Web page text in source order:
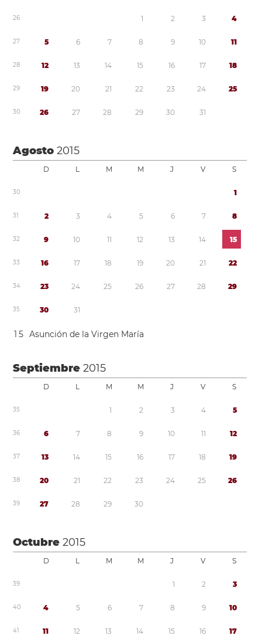
26 1 2 3 4
27 5 6 7 8 9 10 11
28 12 13 14 15 16 17 18
29 19 20 21 22 23 24 25
30 26 27 28 29 30 31
Agosto2015
D L M M J V S
30 1
31 2 3 4 5 6 7 8
32 9 10 11 12 13 14 15
33 16 17 18 19 20 21 22
34 23 24 25 26 27 28 29
35 30 31
1 5 Asunción de la Virgen María
Septiembre2015
D L M M J V S
35 1 2 3 4 5
36 6 7 8 9 10 11 12
37 13 14 15 16 17 18 19
38 20 21 22 23 24 25 26
39 27 28 29 30
Octubre2015
D L M M J V S
39 1 2 3
40 4 5 6 7 8 9 10
41 11 12 13 14 15 16 17